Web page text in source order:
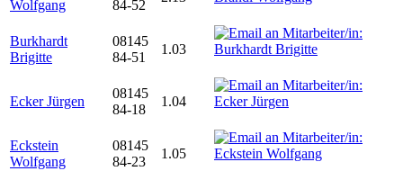
Wolfgang
84-52
Burkhardt
Brigitte
08145
84-51
1.03
Ecker Jürgen
08145
84-18
1.04
Eckstein
Wolfgang
08145
84-23
1.05